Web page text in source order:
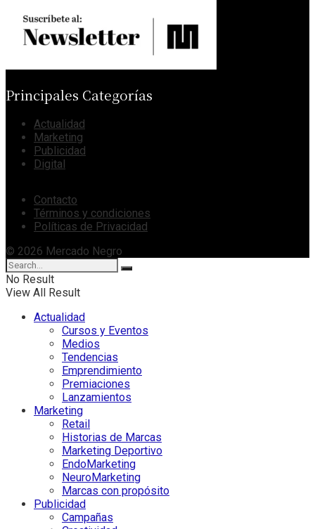
Principales Categorías
Actualidad
Marketing
Publicidad
Digital
Contacto
Términos y condiciones
Políticas de Privacidad
© 2026 Mercado Negro
No Result
View All Result
Actualidad
Cursos y Eventos
Medios
Tendencias
Emprendimiento
Premiaciones
Lanzamientos
Marketing
Retail
Historias de Marcas
Marketing Deportivo
EndoMarketing
NeuroMarketing
Marcas con propósito
Publicidad
Campañas